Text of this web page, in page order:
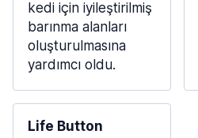
kedi için iyileştirilmiş
barınma alanları
oluşturulmasına
yardımcı oldu.
Life Button